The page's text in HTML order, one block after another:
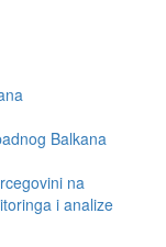
Balkana
na
i analize